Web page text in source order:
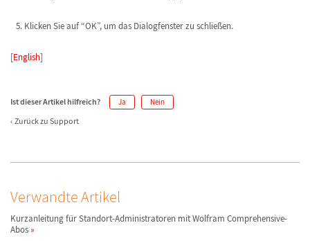
Klicken Sie auf “OK”, um das Dialogfenster zu schließen.
[English]
Ist dieser Artikel hilfreich? Ja Nein
Zurück zu Support
Verwandte Artikel
Kurzanleitung für Standort-Administratoren mit Wolfram Comprehensive-
Abos